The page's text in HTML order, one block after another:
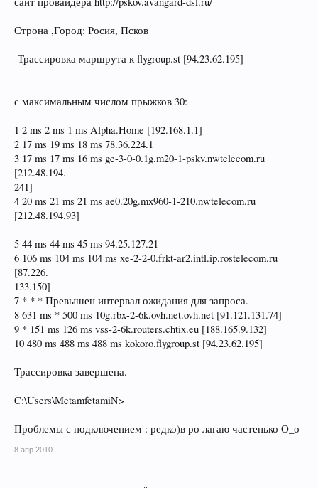
Строна ,Город: Росия, Псков
Трассировка маршрута к flygroup.st [94.23.62.195]
с максимальным числом прыжков 30:
1 2 ms 2 ms 1 ms Alpha.Home [192.168.1.1]
2 17 ms 19 ms 18 ms 78.36.224.1
3 17 ms 17 ms 16 ms ge-3-0-0.1g.m20-1-pskv.nwtelecom.ru
[212.48.194.
241]
4 20 ms 21 ms 21 ms ae0.20g.mx960-1-210.nwtelecom.ru
[212.48.194.93]
5 44 ms 44 ms 45 ms 94.25.127.21
6 106 ms 104 ms 104 ms xe-2-2-0.frkt-ar2.intl.ip.rostelecom.ru
[87.226.
133.150]
7 * * * Превышен интервал ожидания для запроса.
8 631 ms * 500 ms 10g.rbx-2-6k.ovh.net.ovh.net [91.121.131.74]
9 * 151 ms 126 ms vss-2-6k.routers.chtix.eu [188.165.9.132]
10 480 ms 488 ms 488 ms kokoro.flygroup.st [94.23.62.195]
Трассировка завершена.
C:\Users\MetamfetamiN>
Проблемы с подключением : редко)в ро лагаю частенько О_о
8 апр 2010